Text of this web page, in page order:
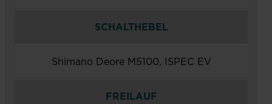
SCHALTHEBEL
Shimano Deore M5100, ISPEC EV
FREILAUF